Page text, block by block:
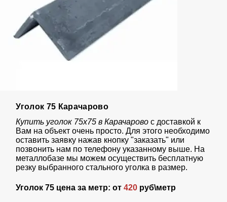
Уголок 75 Карачарово
Купить уголок 75х75 в Карачаровос доставкой к
Вам на объект очень просто. Для этого необходимо
оставить заявку нажав кнопку "заказать" или
позвонить нам по телефону указанному выше. На
металлобазе мы можем осуществить бесплатную
резку выбранного стального уголка в размер.
Уголок 75 цена за метр: от420 руб\метр